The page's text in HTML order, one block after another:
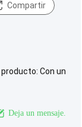
Compartir
Con un
Deja un mensaje.